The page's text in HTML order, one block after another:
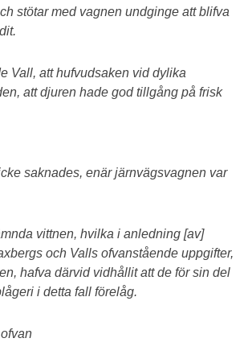
stötar med vagnen undginge att blifva
Vall, att hufvudsaken vid dylika
att djuren hade god tillgång på frisk
saknades, enär järnvägsvagnen var
vittnen, hvilka i anledning [av]
och Valls ofvanstående uppgifter,
hafva därvid vidhållit att de för sin del
i detta fall förelåg.